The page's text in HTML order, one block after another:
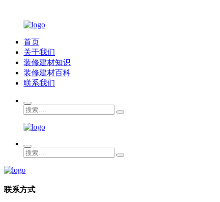
首页
关于我们
装修建材知识
装修建材百科
联系我们
联系方式